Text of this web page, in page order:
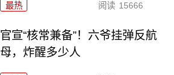
最热 阅读 15666
官宣“核常兼备”！六爷挂弹反航
母，炸醒多少人